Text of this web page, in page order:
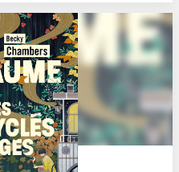
sont publiés aux éditions